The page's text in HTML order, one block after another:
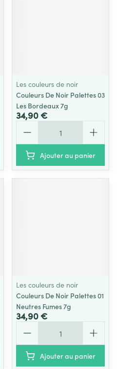
Les couleurs de noir
Couleurs De Noir Palettes 03
Les Bordeaux 7g
34,90 €
Ajouter au panier
Les couleurs de noir
Couleurs De Noir Palettes 01
Neutres Fumes 7g
34,90 €
Ajouter au panier